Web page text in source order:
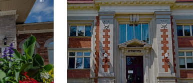
Stratford